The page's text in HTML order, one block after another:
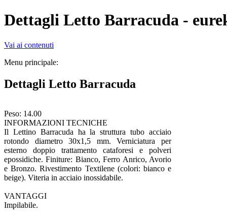
Dettagli Letto Barracuda -
Vai ai contenuti
Menu principale:
Dettagli Letto Barracuda
Peso: 14.00
INFORMAZIONI TECNICHE
Il Lettino Barracuda ha la struttura tubo acciaio
rotondo diametro 30x1,5 mm. Verniciatura per
esterno doppio trattamento cataforesi e polveri
epossidiche. Finiture: Bianco, Ferro Anrico, Avorio
e Bronzo. Rivestimento Textilene (colori: bianco e
beige). Viteria in acciaio inossidabile.
VANTAGGI
Impilabile.